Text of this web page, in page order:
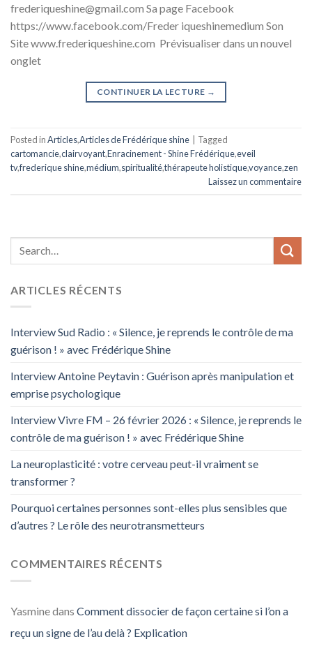
frederiqueshine@gmail.com Sa page Facebook
https://www.facebook.com/Freder iqueshinemedium Son
Site www.frederiqueshine.com Prévisualiser dans un nouvel
onglet
CONTINUER LA LECTURE →
Posted inArticles,Articles de Frédérique shine
Tagged
cartomancie,clairvoyant,Enracinement - Shine Frédérique,eveil
tv,frederique shine,médium,spiritualité,thérapeute holistique,voyance,zen
Laissez un commentaire
ARTICLES RÉCENTS
Interview Sud Radio : « Silence, je reprends le contrôle de ma
guérison ! » avec Frédérique Shine
Interview Antoine Peytavin : Guérison après manipulation et
emprise psychologique
Interview Vivre FM – 26 février 2026 : « Silence, je reprends le
contrôle de ma guérison ! » avec Frédérique Shine
La neuroplasticité : votre cerveau peut-il vraiment se
transformer ?
Pourquoi certaines personnes sont-elles plus sensibles que
d’autres ? Le rôle des neurotransmetteurs
COMMENTAIRES RÉCENTS
Yasminedans Comment dissocier de façon certaine si l’on a
reçu un signe de l’au delà ? Explication